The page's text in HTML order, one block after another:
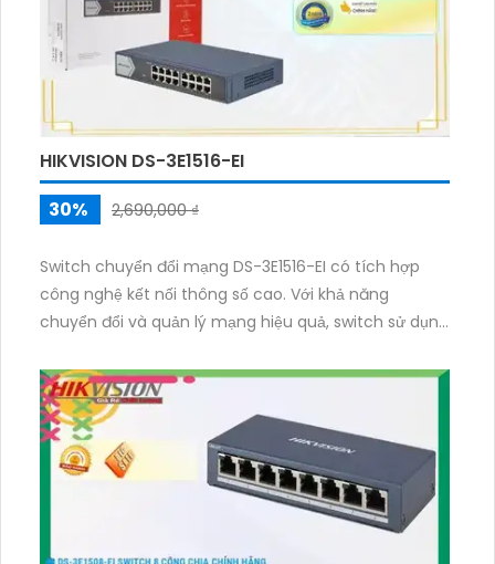
HIKVISION DS-3E1516-EI
30%
2,690,000 ₫
Switch chuyển đổi mạng DS-3E1516-EI có tích hợp
công nghệ kết nối thông số cao. Với khả năng
chuyển đổi và quản lý mạng hiệu quả, switch sử dụng
dễ dàng truy cập vào giao diện quản lý qua trình
duyệt web và cấu hình các thông số mạng.
Switch DS-3E1516-EI được trang bị một số tính năng
vượt trội để nâng cao hiệu suất mạng. Với tốc độ
truyền dữ liệu nhanh chóng và ổn định, switch này
giúp tối ưu hoá việc chia sẻ dữ liệu và truyền tải video